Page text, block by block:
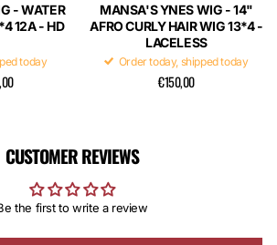
- WATER
12A - HD
today
MANSA'S YNES WIG - 14"
AFRO CURLY HAIR WIG 13*4 -
LACELESS
Order today, shipped today
€150,00
CUSTOMER REVIEWS
the first to write a review